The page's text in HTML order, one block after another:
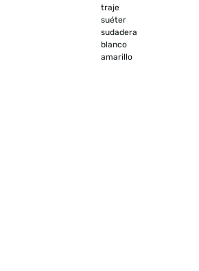
traje
suéter
sudadera
blanco
amarillo